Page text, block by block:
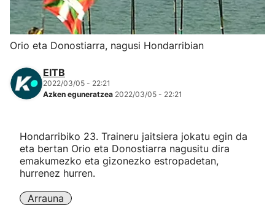
Herri-kirolak
Eskubaloia
Kirolak 360
Mendi-lasterketak
Orio eta Donostiarra, nagusi Hondarribian
EITB
2022/03/05 - 22:21
Azken eguneratzea 2022/03/05 - 22:21
Hondarribiko 23. Traineru jaitsiera jokatu egin da
eta bertan Orio eta Donostiarra nagusitu dira
emakumezko eta gizonezko estropadetan,
hurrenez hurren.
Arrauna